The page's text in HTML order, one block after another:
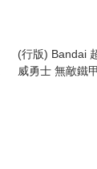
(行版) Bandai
威勇士 無敵鐵